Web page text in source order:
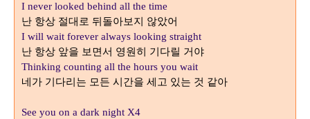
I never looked behind all the time
난 항상 절대로 뒤돌아보지 않았어
I will wait forever always looking straight
난 항상 앞을 보면서 영원히 기다릴 거야
Thinking counting all the hours you wait
네가 기다리는 모든 시간을 세고 있는 것 같아
See you on a dark night X4